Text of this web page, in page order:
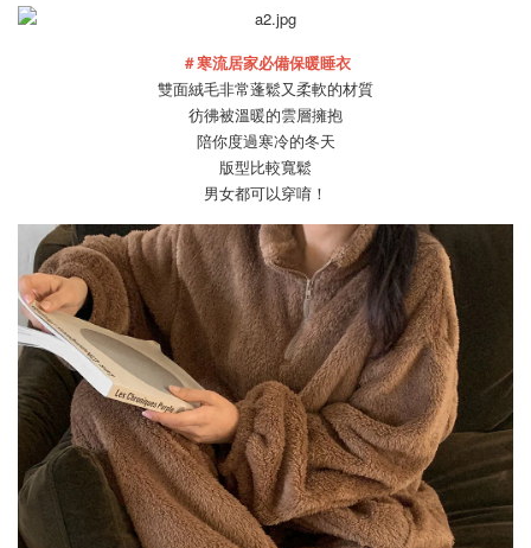
＃寒流居家必備保暖睡衣
雙面絨毛非常蓬鬆又柔軟的材質
彷彿被溫暖的雲層擁抱
陪你度過寒冷的冬天
版型比較寬鬆
男女都可以穿唷！